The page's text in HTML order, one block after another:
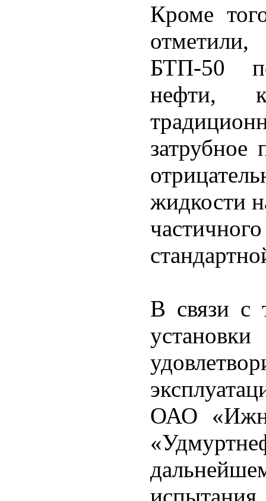
Кроме
БТП-50
нефти,
затрубное
жидкости
В связи с
ОАО